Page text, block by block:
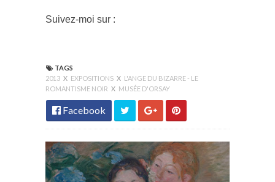
Suivez-moi sur :
TAGS
2013 X EXPOSITIONS X L'ANGE DU BIZARRE - LE
ROMANTISME NOIR X MUSÉE D'ORSAY
Facebook